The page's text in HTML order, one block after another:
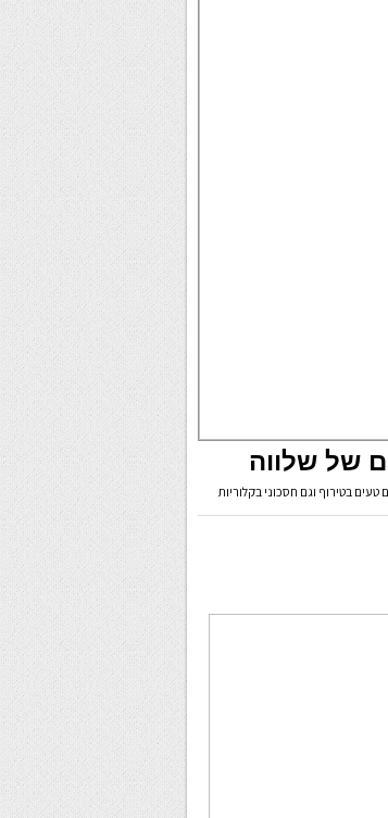
של שלווה